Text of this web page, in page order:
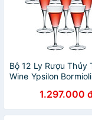
Bộ 12 Ly Rượu Thủy
Wine Ypsilon
1.297.000